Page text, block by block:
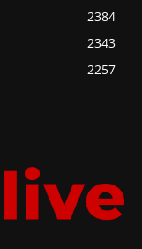
2384
2343
2257